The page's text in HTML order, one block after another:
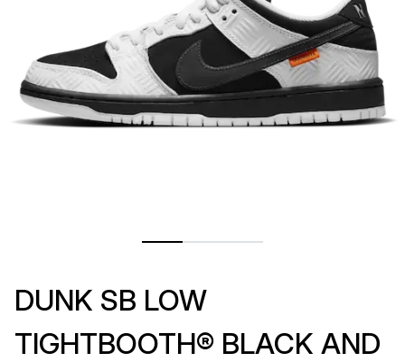
DUNK SB LOW
TIGHTBOOTH®︎ BLACK AND